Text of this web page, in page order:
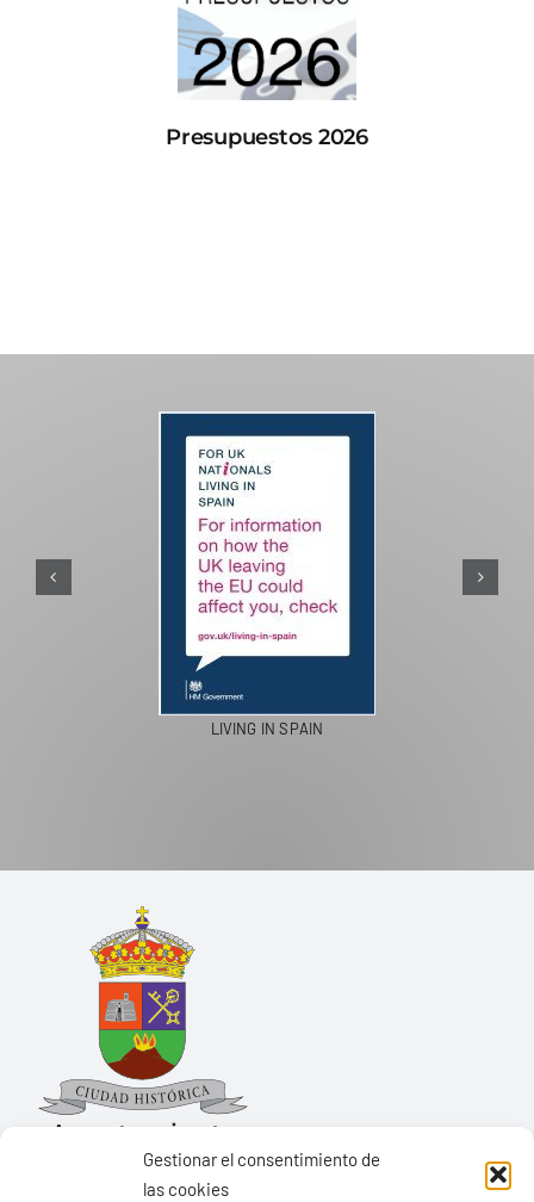
Gestionar el consentimiento de
las cookies
Presupuestos 2026
PASEOS EN CAMELLO